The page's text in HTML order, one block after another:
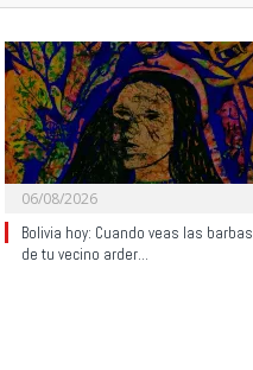
06/08/2026
Bolivia hoy: Cuando veas las barbas
de tu vecino arder…